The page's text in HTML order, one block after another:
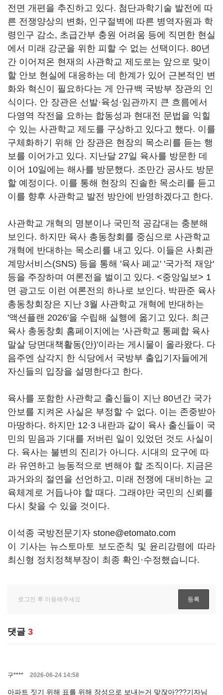
전면 개편을 추진하고 있다. 첨단과학기술 발전에 따
른 전쟁양상의 변화, 인구절벽에 따른 병역자원과 학
령인구 감소, 초급간부 충원 어려움 등에 직면한 현실
에서 미래 강군을 위한 피할 수 없는 선택이다. 80년
간 이어져온 현재의 사관학교 제도로는 앞으로 맞이
할 안보 현실에 대응하는 데 한계가 있어 근본적인 변
화와 혁신이 필요하다는 게 안규백 국방부 장관의 인
식이다. 안 장관은 선발·육성·임관까지 큰 흐름에서
다영역 작전을 요하는 합동성과 현대전 문법을 익힐
수 있는 사관학교 제도를 구상하고 있다고 했다. 이를
구체화하기 위해 안 장관은 현장의 목소리를 듣는 행
보를 이어가고 있다. 지난달 27일 육사를 방문한 데
이어 10일에는 해사를 방문했다. 조만간 공사도 방문
할 예정이다. 이를 통해 현장의 진솔한 목소리를 듣고
이를 향후 사관학교 발전 방안에 반영하겠다고 한다.
사관학교 개혁의 명분이나 국민적 공감대는 충분해
보인다. 하지만 육사 총동창회를 중심으로 사관학교
개혁에 반대하는 목소리를 내고 있다. 이들은 사회관
계망서비스(SNS) 등을 통해 '육사 폐교' '국가적 재앙'
등을 주장하며 여론전을 벌이고 있다. <중앙일보> 1
면 광고도 이런 여론전의 하나로 보인다. 박판준 육사
총동창회장은 지난 3월 사관학교 개혁에 반대하는
'액션플랜 2026'을 수립해 실행에 옮기고 있다. 최근
육사 총동창회 홈페이지에는 '사관학교 통폐합 육사
말살 당면대책활동(안)'이라는 게시물이 올라왔다. 다
음주엔 삼각지 한 식당에서 국방부 출입기자들에게
자신들의 입장을 설명한다고 한다.
육사를 포함한 사관학교 출신들이 지난 80년간 국가
안보를 지켜온 사실은 부정할 수 없다. 이는 존중받아
마땅하다. 하지만 12·3 내란과 같이 육사 출신들이 국
민의 믿음과 기대를 저버린 일이 있었던 것도 사실이
다. 육사는 불변의 진리가 아니다. 시대의 요구에 따
라 유연하고 능동적으로 변해야 할 조직이다. 지금은
과거와의 절연을 선언하고, 미래 전쟁에 대비하는 교
육체계로 거듭나야 할 때다. 그래야만 국민의 신뢰를
다시 찾을 수 있을 것이다.
이석종 국방전문기자 stone@etomato.com
이 기사는 뉴스토마토 보도준칙 및 윤리강령에 따라
최신형 정치정책부장이 최종 확인·수정했습니다.
댓글 3
구**** 2026-06-24 14:58
아파트 짓기 위해 표를 위해 장성으로 보내는거 맞잖아???기자님